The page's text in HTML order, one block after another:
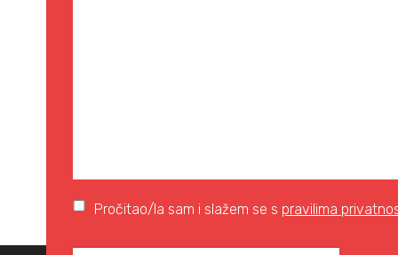
Pročitao/la sam i slažem se s pravilima